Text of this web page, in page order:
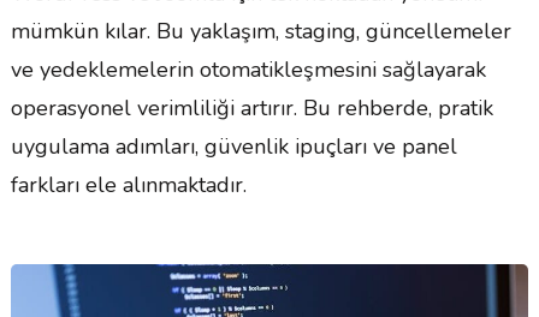
mümkün kılar. Bu yaklaşım, staging, güncellemeler
ve yedeklemelerin otomatikleşmesini sağlayarak
operasyonel verimliliği artırır. Bu rehberde, pratik
uygulama adımları, güvenlik ipuçları ve panel
farkları ele alınmaktadır.